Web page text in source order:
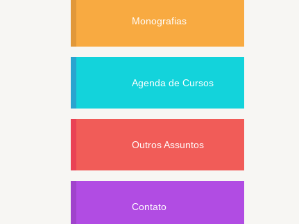
Monografias
Agenda de Cursos
Outros Assuntos
Contato